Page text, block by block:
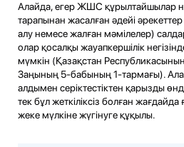
Алайда, егер ЖШС құрылтайшылар
тарапынан жасалған әдейі
алу немесе жалған мәмілелер)
олар қосалқы жауапкершілік
мүмкін (Қазақстан
Заңының 5-бабының 1-тармағы).
алдымен серіктестіктен қарызды
тек бұл жеткіліксіз болған жағдайда
жеке мүлкіне жүгінуге құқылы.